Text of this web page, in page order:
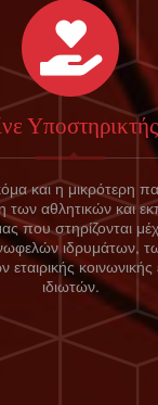
Υποστηρικτής
και η μικρότερη
των αθλητικών και
που στηρίζονται
ιδρυμάτων,
ιδιωτών.